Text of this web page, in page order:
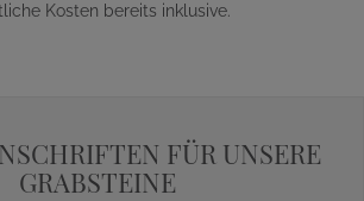
Kosten bereits inklusive.
FÜR UNSERE
GRABSTEINE